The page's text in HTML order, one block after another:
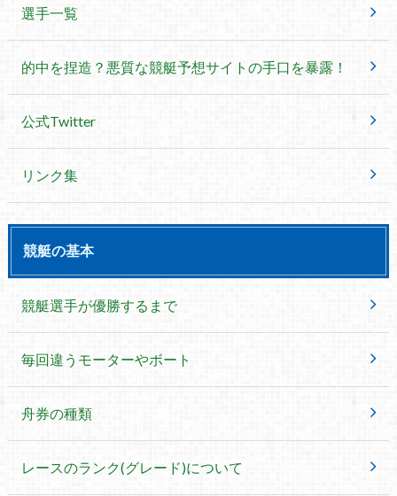
選手一覧
的中を捏造？悪質な競艇予想サイトの手口を暴露！
公式Twitter
リンク集
競艇の基本
競艇選手が優勝するまで
毎回違うモーターやボート
舟券の種類
レースのランク(グレード)について